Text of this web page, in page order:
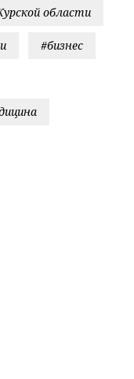
области
#бизнес